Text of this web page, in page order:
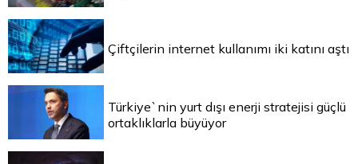
Çiftçilerin internet kullanımı iki katını aştı
Türkiye`nin yurt dışı enerji stratejisi güçlü
ortaklıklarla büyüyor